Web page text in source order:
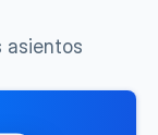
asientos